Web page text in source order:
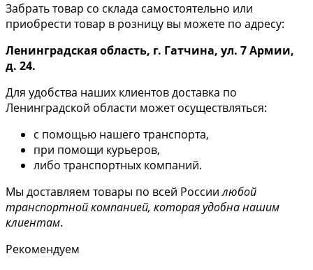
Забрать товар со склада самостоятельно или
приобрести товар в розницу вы можете по адресу:
Ленинградская область, г. Гатчина, ул. 7 Армии,
д. 24.
Для удобства наших клиентов доставка по
Ленинградской области может осуществляться:
с помощью нашего транспорта,
при помощи курьеров,
либо транспортных компаний.
Мы доставляем товары по всей Россиилюбой
транспортной компанией, которая удобна нашим
клиентам.
Рекомендуем